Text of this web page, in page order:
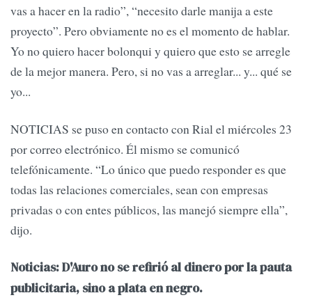
vas a hacer en la radio”, “necesito darle manija a este
proyecto”. Pero obviamente no es el momento de hablar.
Yo no quiero hacer bolonqui y quiero que esto se arregle
de la mejor manera. Pero, si no vas a arreglar... y... qué se
yo...
NOTICIAS se puso en contacto con Rial el miércoles 23
por correo electrónico. Él mismo se comunicó
telefónicamente. “Lo único que puedo responder es que
todas las relaciones comerciales, sean con empresas
privadas o con entes públicos, las manejó siempre ella”,
dijo.
Noticias: D'Auro no se refirió al dinero por la pauta
publicitaria, sino a plata en negro.